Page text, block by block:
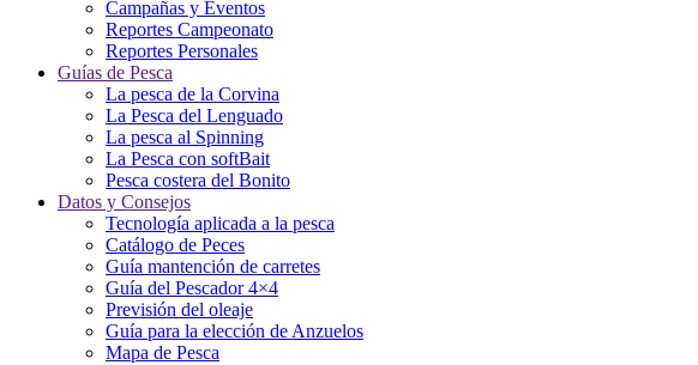
Campañas y Eventos
Reportes Campeonato
Reportes Personales
Guías de Pesca
La pesca de la Corvina
La Pesca del Lenguado
La pesca al Spinning
La Pesca con softBait
Pesca costera del Bonito
Datos y Consejos
Tecnología aplicada a la pesca
Catálogo de Peces
Guía mantención de carretes
Guía del Pescador 4×4
Previsión del oleaje
Guía para la elección de Anzuelos
Mapa de Pesca